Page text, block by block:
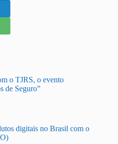
o TJRS, o evento
de Seguro”
digitais no Brasil com o